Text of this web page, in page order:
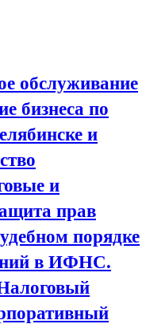
обслуживание
бизнеса по
и
и
прав
порядке
в ИФНС.